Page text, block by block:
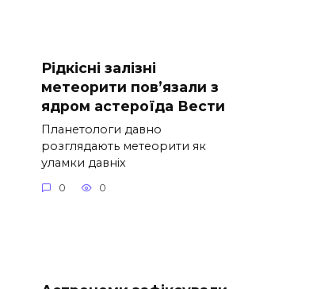
Рідкісні залізні
метеорити пов’язали з
ядром астероїда Вести
Планетологи давно
розглядають метеорити як
уламки давніх
0 0